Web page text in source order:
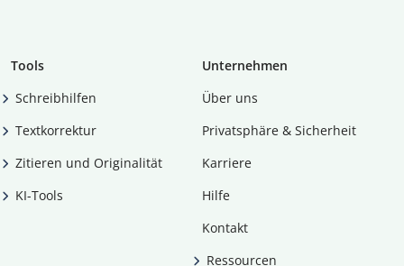
Tools
Schreibhilfen
Textkorrektur
Zitieren und Originalität
KI-Tools
Unternehmen
Über uns
Privatsphäre & Sicherheit
Karriere
Hilfe
Kontakt
Ressourcen